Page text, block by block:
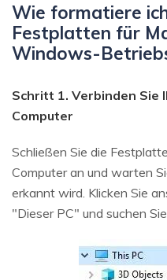
Wie formatiere
Festplatten für
Windows-
Schritt 1. Verbinden Sie
Computer
Schließen Sie die
Computer an und warten
erkannt wird. Klicken Sie
"Dieser PC" und suchen